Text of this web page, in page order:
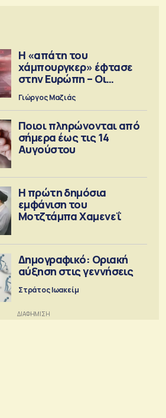
Η «απάτη του
χάμπουργκερ» έφτασε
στην Ευρώπη – Οι
προειδοποιήσεις
Γιώργος Μαζιάς
Ποιοι πληρώνονται από
σήμερα έως τις 14
Αυγούστου
Η πρώτη δημόσια
εμφάνιση του
Μοτζτάμπα Χαμενεΐ
Δημογραφικό: Οριακή
αύξηση στις γεννήσεις
Στράτος Ιωακείμ